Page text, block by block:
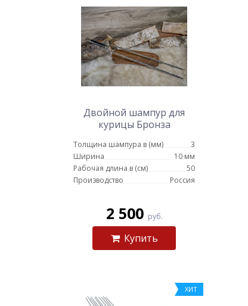
Двойной шампур для
курицы Бронза
Толщина шампура в (мм)
3
Ширина
10 мм
Рабочая длина в (см)
50
Производство
Россия
2 500 руб.
Купить
ХИТ